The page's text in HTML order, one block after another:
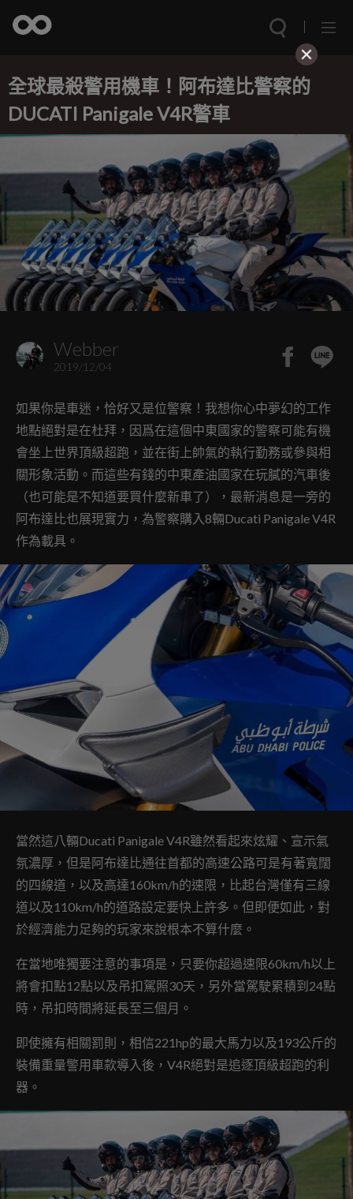
全球最殺警用機車！阿布達比警察的
DUCATI Panigale V4R警車
Webber
2019/12/04
如果你是車迷，恰好又是位警察！我想你心中夢幻的工作
地點絕對是在杜拜，因爲在這個中東國家的警察可能有機
會坐上世界頂級超跑，並在街上帥氣的執行勤務或參與相
關形象活動。而這些有錢的中東產油國家在玩膩的汽車後
（也可能是不知道要買什麼新車了），最新消息是一旁的
阿布達比也展現實力，為警察購入8輛Ducati Panigale V4R
作為載具。
當然這八輛Ducati Panigale V4R雖然看起來炫耀、宣示氣
氛濃厚，但是阿布達比通往首都的高速公路可是有著寬闊
的四線道，以及高達160km/h的速限，比起台灣僅有三線
道以及110km/h的道路設定要快上許多。但即便如此，對
於經濟能力足夠的玩家來說根本不算什麼。
在當地唯獨要注意的事項是，只要你超過速限60km/h以上
將會扣點12點以及吊扣駕照30天，另外當駕駛累積到24點
時，吊扣時間將延長至三個月。
即使擁有相關罰則，相信221hp的最大馬力以及193公斤的
裝備重量警用車款導入後，V4R絕對是追逐頂級超跑的利
器。